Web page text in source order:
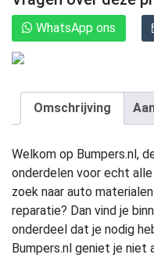
WhatsApp ons
Omschrijving
Welkom op Bumpers.nl,
onderdelen voor echt
zoek naar auto
reparatie? Dan vind je
onderdeel dat je nodig
Bumpers.nl geniet je niet